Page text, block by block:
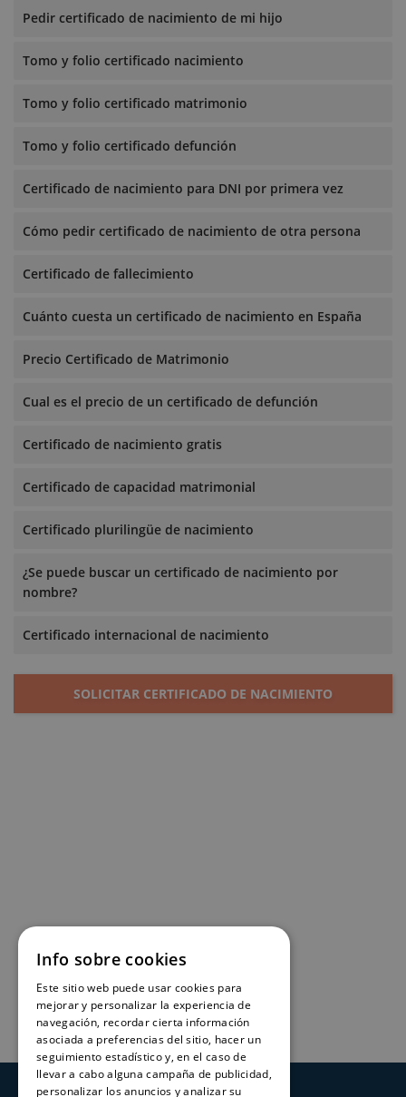
Pedir certificado de nacimiento de mi hijo
Tomo y folio certificado nacimiento
Tomo y folio certificado matrimonio
Tomo y folio certificado defunción
Certificado de nacimiento para DNI por primera vez
Cómo pedir certificado de nacimiento de otra persona
Certificado de fallecimiento
Cuánto cuesta un certificado de nacimiento en España
Precio Certificado de Matrimonio
Cual es el precio de un certificado de defunción
Certificado de nacimiento gratis
Certificado de capacidad matrimonial
Certificado plurilingüe de nacimiento
¿Se puede buscar un certificado de nacimiento por
nombre?
Certificado internacional de nacimiento
SOLICITAR CERTIFICADO DE NACIMIENTO
Info sobre cookies
Este sitio web puede usar cookies para
mejorar y personalizar la experiencia de
navegación, recordar cierta información
asociada a preferencias del sitio, hacer un
seguimiento estadístico y, en el caso de
llevar a cabo alguna campaña de publicidad,
personalizar los anuncios y analizar su